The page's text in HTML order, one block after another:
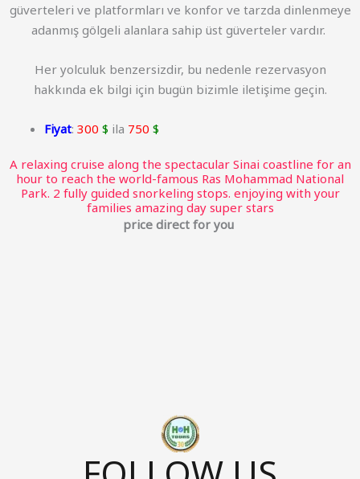
güverteleri ve platformları ve konfor ve tarzda dinlenmeye
adanmış gölgeli alanlara sahip üst güverteler vardır.
Her yolculuk benzersizdir, bu nedenle rezervasyon
hakkında ek bilgi için bugün bizimle iletişime geçin.
Fiyat: 300 $ ila 750 $
A relaxing cruise along the spectacular Sinai coastline for an
hour to reach the world-famous Ras Mohammad National
Park. 2 fully guided snorkeling stops. enjoying with your
families amazing day super stars
price direct for you